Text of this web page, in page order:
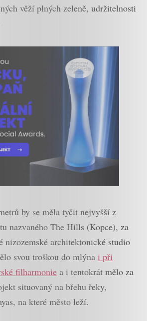
věží plných zeleně, udržitelnosti
by se měla tyčit nejvyšší z
nazvaného The Hills (Kopce), za
nizozemské architektonické studio
svou troškou do mlýna i při
filharmonie a i tentokrát mělo za
situovaný na břehu řeky,
na které město leží.